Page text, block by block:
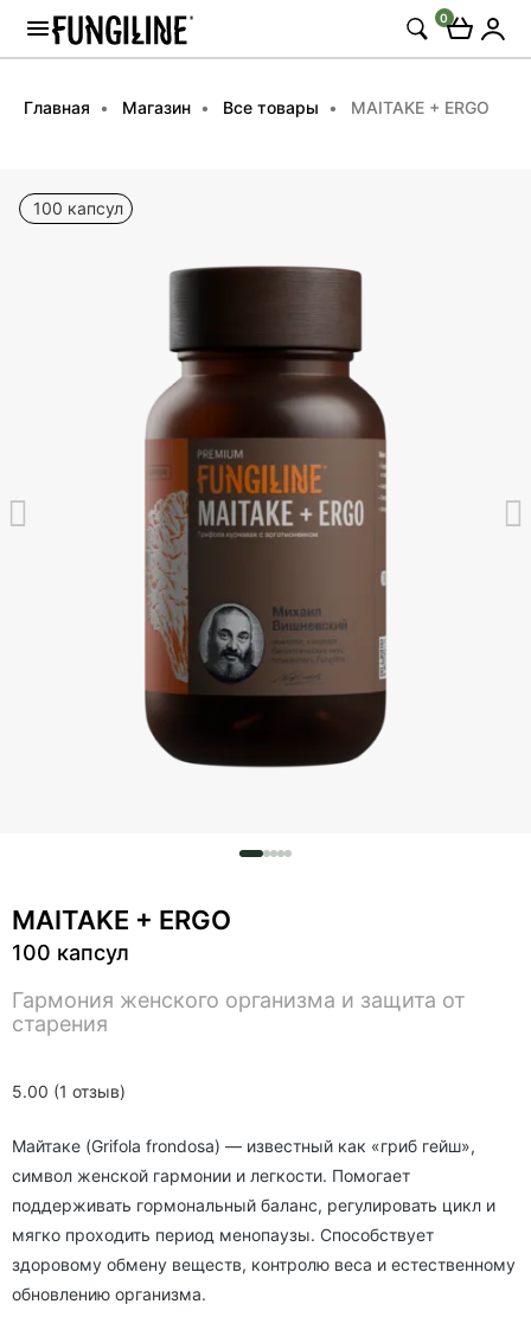
0
Главная Магазин Все товары MAITAKE + ERGO
100 капсул
5.00 (1 отзыв)
MAITAKE + ERGO
100 капсул
Гармония женского организма и защита от
старения
Майтаке (Grifola frondosa) — известный как «гриб гейш»,
символ женской гармонии и легкости. Помогает
поддерживать гормональный баланс, регулировать цикл и
мягко проходить период менопаузы. Способствует
здоровому обмену веществ, контролю веса и естественному
обновлению организма.